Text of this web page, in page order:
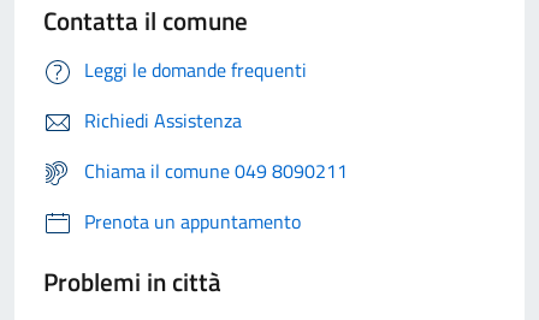
Contatta il comune
Leggi le domande frequenti
Richiedi Assistenza
Chiama il comune 049 8090211
Prenota un appuntamento
Problemi in città